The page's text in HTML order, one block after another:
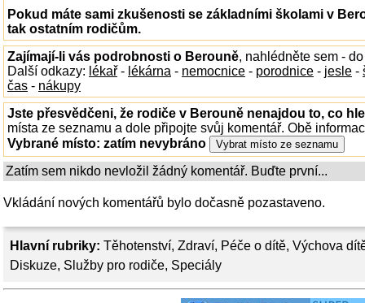
Hlavní rubriky: Těhotenství, Zdraví, Péče o dítě, Výchova
Diskuze, Služby pro rodiče, Speciály
Pokud máte sami zkušenosti se základními školami v
tak ostatním rodičům.
Zajímají-li vás podrobnosti o Berouně, nahlédněte sem -
Další odkazy: lékař - lékárna - nemocnice - porodnice - jesle -
čas - nákupy
Jste přesvědčeni, že rodiče v Berouně nenajdou to, co
místa ze seznamu a dole připojte svůj komentář. Obě
Vybrané místo: zatím nevybráno
Zatím sem nikdo nevložil žádný komentář. Buďte první...
Vkládání nových komentářů bylo dočasně pozastaveno.